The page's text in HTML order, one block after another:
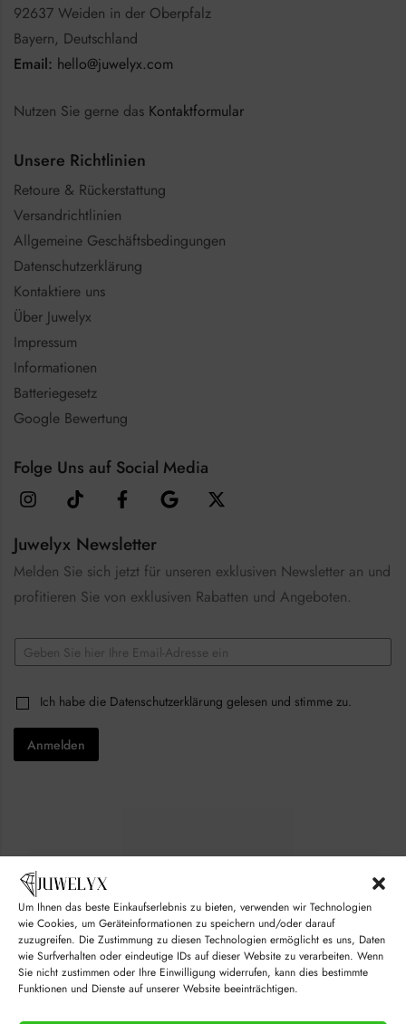
Um Ihnen das beste Einkaufserlebnis zu bieten, verwenden wir Technologien
wie Cookies, um Geräteinformationen zu speichern und/oder darauf
zuzugreifen. Die Zustimmung zu diesen Technologien ermöglicht es uns, Daten
wie Surfverhalten oder eindeutige IDs auf dieser Website zu verarbeiten. Wenn
Sie nicht zustimmen oder Ihre Einwilligung widerrufen, kann dies bestimmte
Funktionen und Dienste auf unserer Website beeinträchtigen.
92637 Weiden in der Oberpfalz
Bayern, Deutschland
Email: hello@juwelyx.com
Nutzen Sie gerne das Kontaktformular
Unsere Richtlinien
Retoure & Rückerstattung
Versandrichtlinien
Allgemeine Geschäftsbedingungen
Datenschutzerklärung
Kontaktiere uns
Über Juwelyx
Impressum
Informationen
Batteriegesetz
Google Bewertung
Folge Uns auf Social Media
Juwelyx Newsletter
Melden Sie sich jetzt für unseren exklusiven Newsletter an und
profitieren Sie von exklusiven Rabatten und Angeboten.
E
m
lE
a
l
b
e
s
C
h
e
k
*
Ich habe die Datenschutzerklärung gelesen und stimme zu.
Anmelden
© juwelyx.com
by„Moisha“und„David“